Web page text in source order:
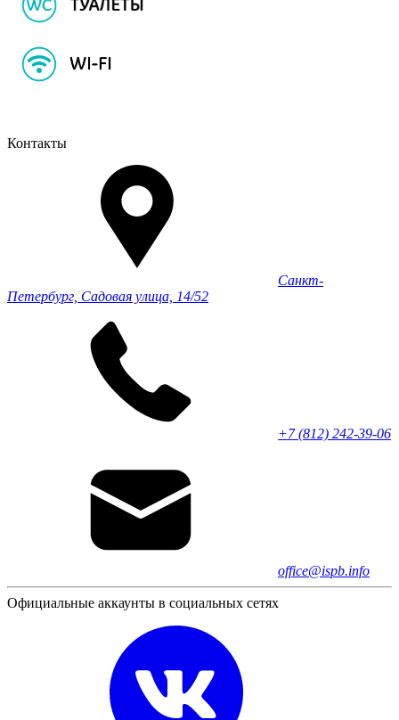
Контакты
Санкт-
Петербург, Садовая улица, 14/52
+7 (812) 242-39-06
office@ispb.info
Официальные аккаунты в социальных сетях